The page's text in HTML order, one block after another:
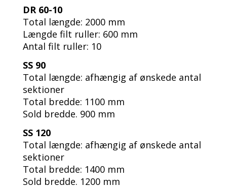
DR 60-10
Total længde: 2000 mm
Længde filt ruller: 600 mm
Antal filt ruller: 10
SS 90
Total længde: afhængig af ønskede antal
sektioner
Total bredde: 1100 mm
Sold bredde. 900 mm
SS 120
Total længde: afhængig af ønskede antal
sektioner
Total bredde: 1400 mm
Sold bredde. 1200 mm